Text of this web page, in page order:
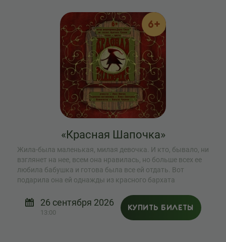
6+
«Красная Шапочка»
Жила-была маленькая, милая девочка. И кто, бывало, ни
взглянет на нее, всем она нравилась, но больше всех ее
любила бабушка и готова была все ей отдать. Вот
подарила она ей однажды из красного бархата
26 сентября 2026
13:00
КУПИТЬ БИЛЕТЫ